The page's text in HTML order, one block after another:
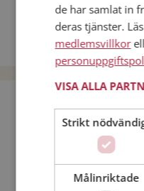
Andra singlar från
Dejta män i Sverige
Dejta kvinnor i Sverige
Bli
Min ålder:
de har samlat in
deras tjänster.
medlemsvillkor
VISA ALLA
Strikt
Målinriktade